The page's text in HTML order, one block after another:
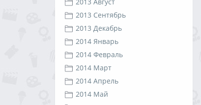
2013 Сентябрь
2013 Декабрь
2014 Январь
2014 Февраль
2014 Март
2014 Апрель
2014 Май